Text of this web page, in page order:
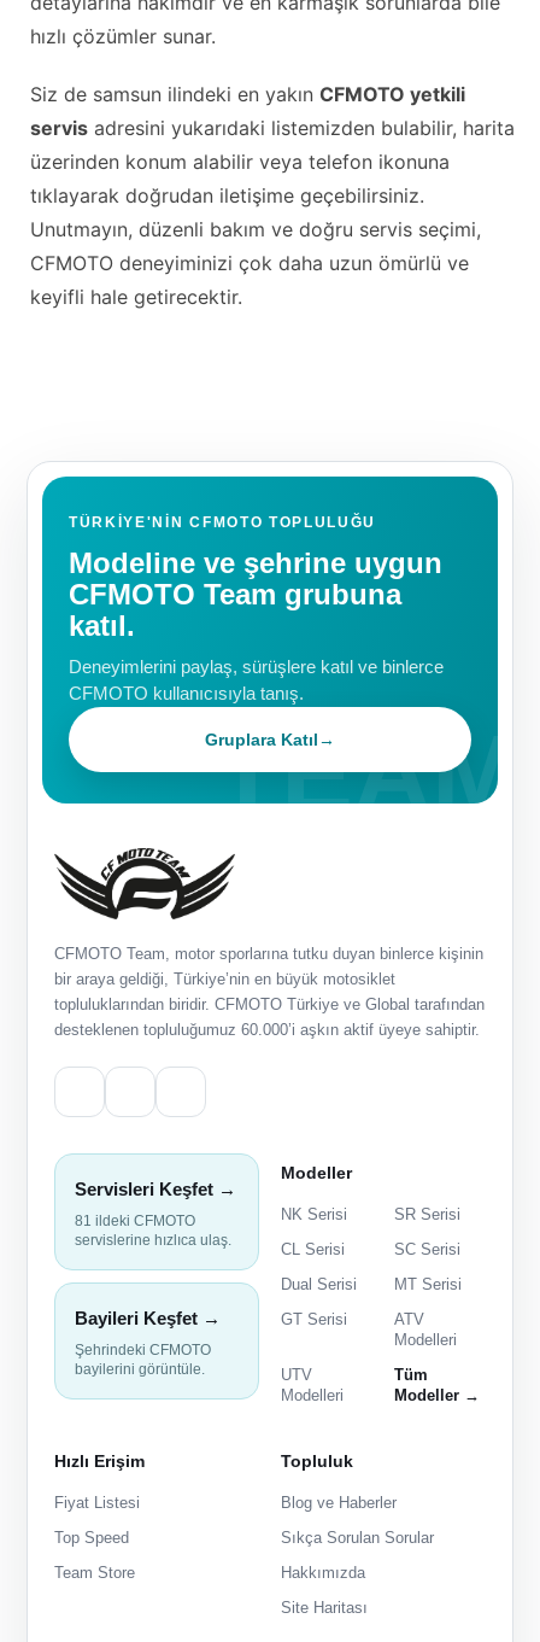
hızlı çözümler sunar.
Siz de samsun ilindeki en yakın CFMOTO yetkili
servis adresini yukarıdaki listemizden bulabilir, harita
üzerinden konum alabilir veya telefon ikonuna
tıklayarak doğrudan iletişime geçebilirsiniz.
Unutmayın, düzenli bakım ve doğru servis seçimi,
CFMOTO deneyiminizi çok daha uzun ömürlü ve
keyifli hale getirecektir.
TÜRKIYE'NIN CFMOTO TOPLULUĞU
Modeline ve şehrine uygun
CFMOTO Team grubuna
katıl.
Deneyimlerini paylaş, sürüşlere katıl ve binlerce
CFMOTO kullanıcısıyla tanış.
Gruplara Katıl→
CFMOTO Team, motor sporlarına tutku duyan binlerce kişinin
bir araya geldiği, Türkiye’nin en büyük motosiklet
topluluklarından biridir. CFMOTO Türkiye ve Global tarafından
desteklenen topluluğumuz 60.000’i aşkın aktif üyeye sahiptir.
Servisleri Keşfet →
81 ildeki CFMOTO
servislerine hızlıca ulaş.
Bayileri Keşfet →
Şehrindeki CFMOTO
bayilerini görüntüle.
Modeller
NK Serisi
SR Serisi
CL Serisi
SC Serisi
Dual Serisi
MT Serisi
GT Serisi
ATV
Modelleri
UTV
Modelleri
Tüm
Modeller →
Hızlı Erişim
Fiyat Listesi
Top Speed
Team Store
Topluluk
Blog ve Haberler
Sıkça Sorulan Sorular
Hakkımızda
Site Haritası